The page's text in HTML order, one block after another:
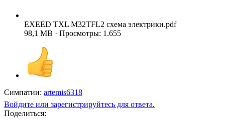
EXEED TXL M32TFL2 схема электрики.pdf
98,1 MB · Просмотры: 1.655
Симпатии: artemis6318
Войдите или зарегистрируйтесь для ответа.
Поделиться: